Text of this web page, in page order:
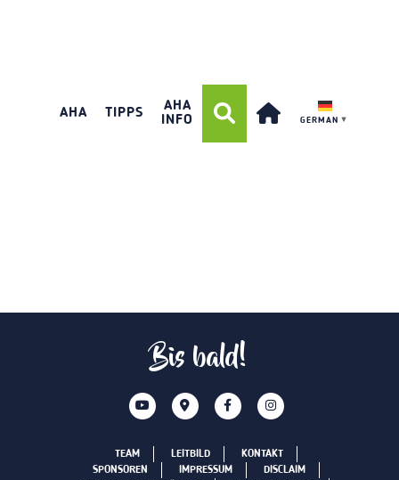
AHA TIPPS
AHA
INFO
GERMAN ▼
Bis bald!
TEAM LEITBILD
KONTAKT
SPONSOREN
IMPRESSUM
DISCLAIM